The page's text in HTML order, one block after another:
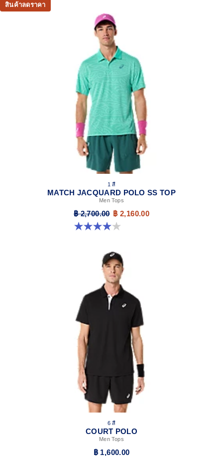
สินค้าลดราคา
1 สี
MATCH JACQUARD POLO SS TOP
Men Tops
฿ 2,700.00 ฿ 2,160.00
4.0 จาก 5 ดาว 1 รีวิว
6 สี
COURT POLO
Men Tops
฿ 1,600.00